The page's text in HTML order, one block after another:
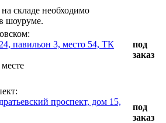
складе необходимо
шоуруме.
павильон 3, место 54, ТК
под
заказ
проспект, дом 15,
под
заказ